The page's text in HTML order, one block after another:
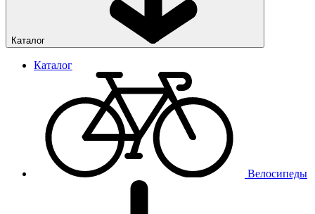
Каталог
Каталог
Велосипеды